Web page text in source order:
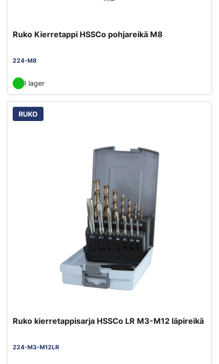
Ruko Kierretappi HSSCo pohjareikä M8
224-M8
I lager
RUKO
Ruko kierretappisarja HSSCo LR M3-M12 läpireikä
224-M3-M12LR